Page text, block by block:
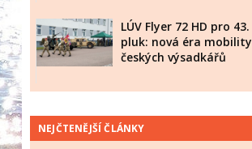
LÚV Flyer 72 HD pro 43.
pluk: nová éra mobility
českých výsadkářů
NEJČTENĚJŠÍ ČLÁNKY